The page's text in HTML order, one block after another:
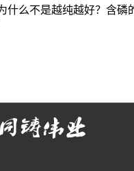
什么不是越纯越好？含磷